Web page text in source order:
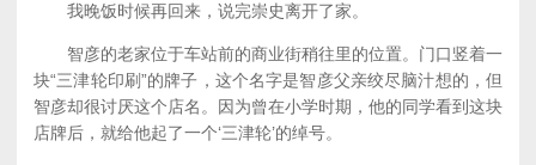
我晚饭时候再回来，说完崇史离开了家。
智彦的老家位于车站前的商业街稍往里的位置。门口竖着一
块“三津轮印刷”的牌子，这个名字是智彦父亲绞尽脑汁想的，但
智彦却很讨厌这个店名。因为曾在小学时期，他的同学看到这块
店牌后，就给他起了一个‘三津轮’的绰号。